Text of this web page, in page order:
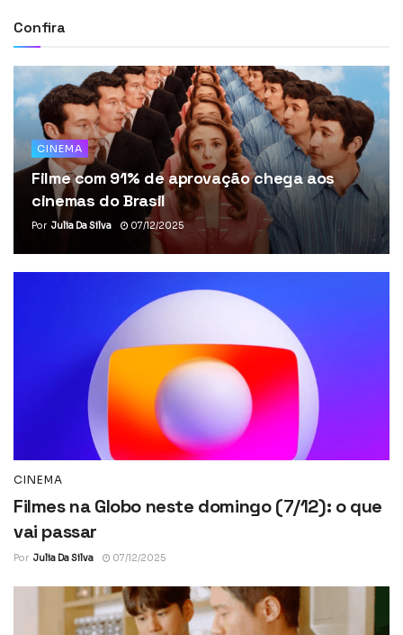
Confira
CINEMA
Filme com 91% de aprovação chega aos
cinemas do Brasil
Por Julia Da Silva 07/12/2025
CINEMA
Filmes na Globo neste domingo (7/12): o que
vai passar
Por Julia Da Silva 07/12/2025